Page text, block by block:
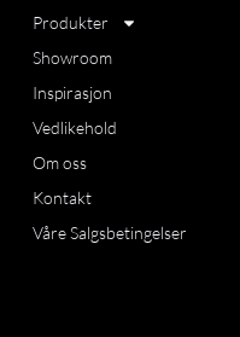
Produkter
Showroom
Inspirasjon
Vedlikehold
Om oss
Kontakt
Våre Salgsbetingelser